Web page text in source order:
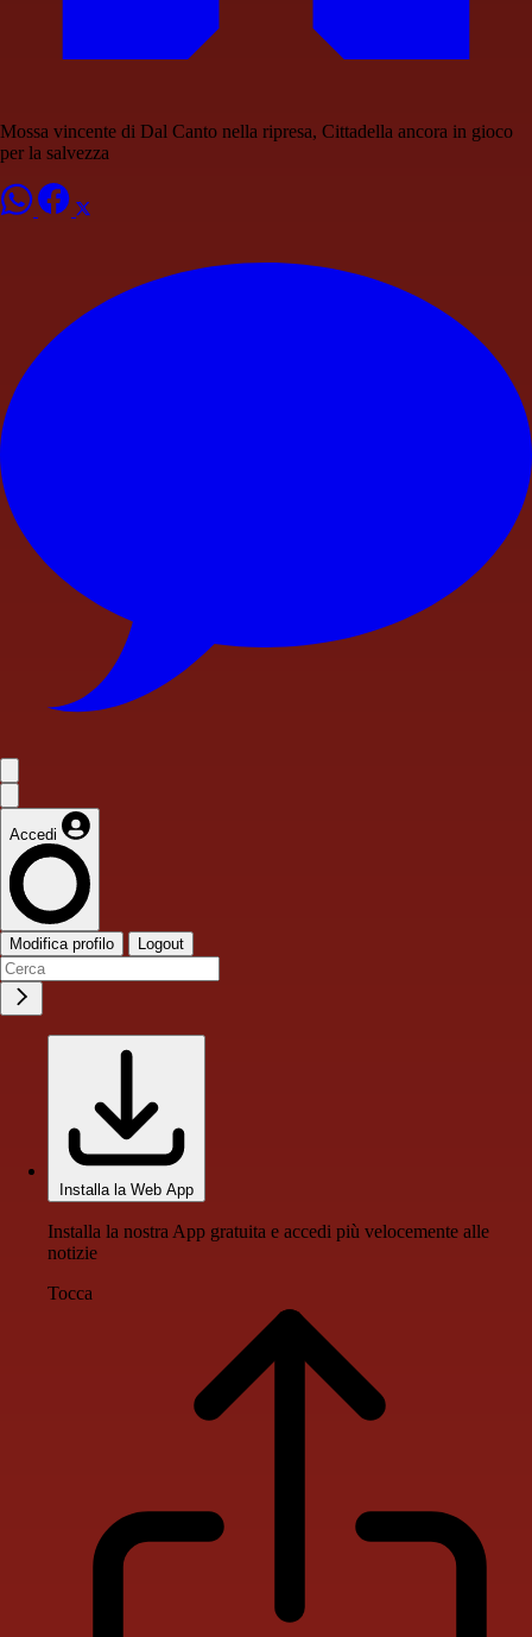
Mossa vincente di Dal Canto nella ripresa, Cittadella ancora in gioco
per la salvezza
Accedi
Modifica profilo Logout
Installa la Web App
Installa la nostra App gratuita e accedi più velocemente alle
notizie
Tocca